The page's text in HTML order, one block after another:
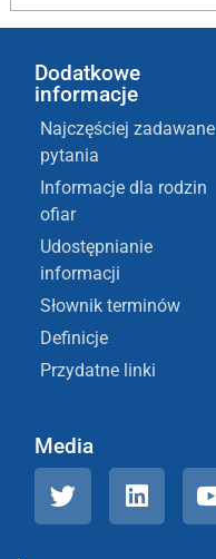
Dodatkowe
informacje
Najczęściej zadawane
pytania
Informacje dla rodzin
ofiar
Udostępnianie
informacji
Słownik terminów
Definicje
Przydatne linki
Media